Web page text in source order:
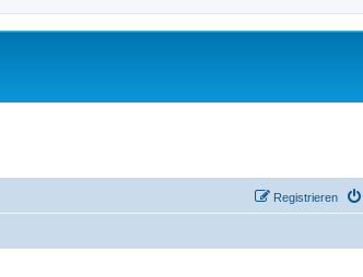
Registrieren